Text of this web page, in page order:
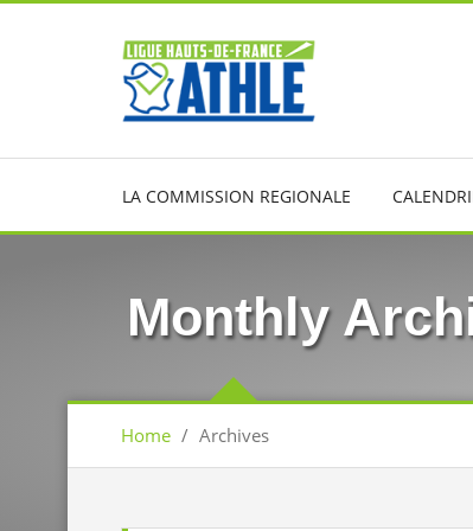
LA COMMISSION REGIONALE
Monthly
Home / Archives